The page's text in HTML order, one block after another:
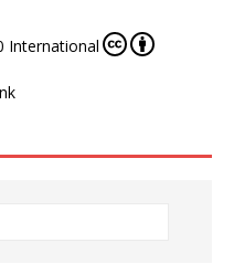
International